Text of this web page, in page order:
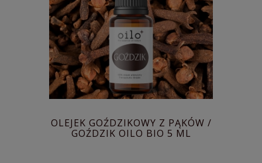
OLEJEK GOŹDZIKOWY Z PĄKÓW /
GOŹDZIK OILO BIO 5 ML